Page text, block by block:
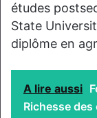
études
State
diplôme en
A lire aussi
Richesse